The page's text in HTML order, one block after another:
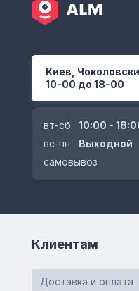
Киев,
10-00 до 18-00
вт-сб
10:00 -
вс-пн
Выходной
самовывоз
Клиентам
Доставка и оплата